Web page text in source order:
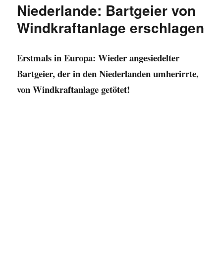
Niederlande: Bartgeier von
Windkraftanlage erschlagen
Erstmals in Europa: Wieder angesiedelter
Bartgeier, der in den Niederlanden umherirrte,
von Windkraftanlage getötet!